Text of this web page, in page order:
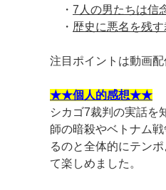
・ 7人の男たちは信
・ 歴史に悪名を残
注目ポイントは動画配
★★個人的感想★★
シカゴ7裁判の実話を
師の暗殺やベトナム
るのと全体的にテン
て楽しめました。